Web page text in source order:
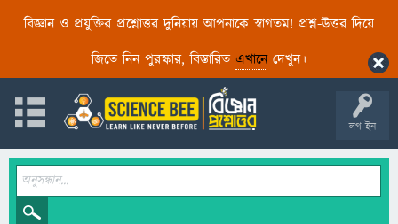
বিজ্ঞান ও প্রযুক্তির প্রশ্নোত্তর দুনিয়ায় আপনাকে স্বাগতম! প্রশ্ন-উত্তর দিয়ে
জিতে নিন পুরস্কার, বিস্তারিত এখানেদেখুন।
লগ ইন